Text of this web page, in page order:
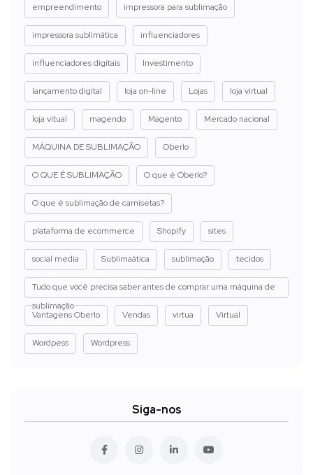
empreendimento impressora para sublimação
impressora sublimática influenciadores
influenciadores digitais Investimento
lançamento digital loja on-line Lojas loja virtual
loja vitual magendo Magento Mercado nacional
MÁQUINA DE SUBLIMAÇÃO Oberlo
O QUE É SUBLIMAÇÃO O que é Oberlo?
O que é sublimação de camisetas?
plataforma de ecommerce Shopify sites
social media Sublimaática sublimação tecidos
Tudo que você precisa saber antes de comprar uma máquina de
sublimação
Vantagens Oberlo
Vendas virtua Virtual
Wordpess Wordpress
Siga-nos